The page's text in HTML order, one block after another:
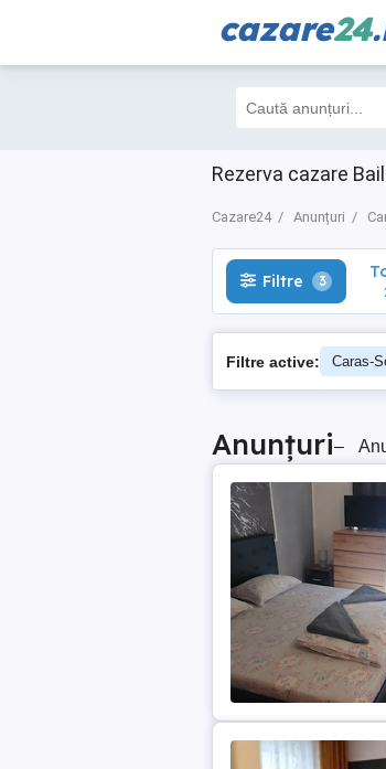
cazare24
Rezerva cazare
Cazare24 Anunțuri
Filtre 3
Filtre 3
Filtre active: Caras-
Anunțuri–